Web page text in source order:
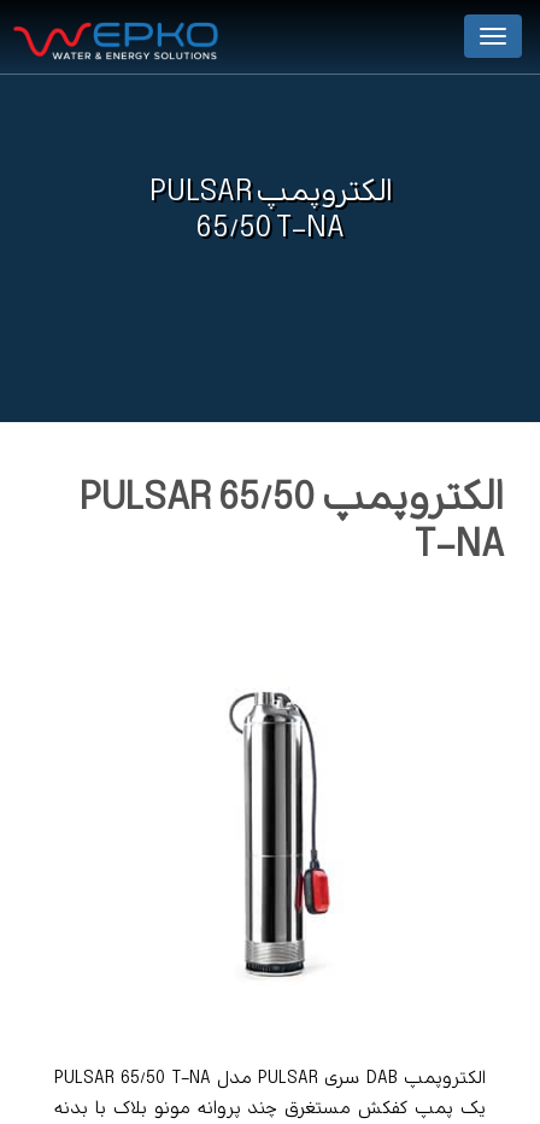
Menu
الکتروپمپ PULSAR
65/50 T-NA
الکتروپمپ PULSAR 65/50
T-NA
الکتروپمپ DAB سری PULSAR مدل PULSAR 65/50 T-NA
یک پمپ کفکش مستغرق چند پروانه مونو بلاک با بدنه